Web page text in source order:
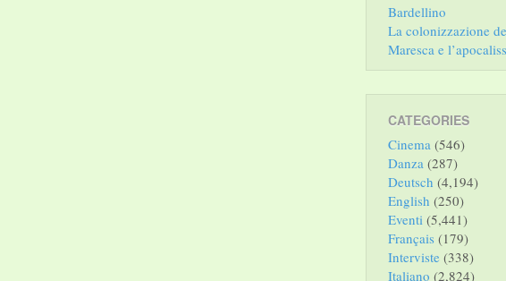
Bardellino
La colonizzazione
Maresca e
CATEGORIES
Cinema (546)
Danza (287)
Deutsch (4,194)
English (250)
Eventi (5,441)
Français (179)
Interviste (338)
Italiano (2,824)